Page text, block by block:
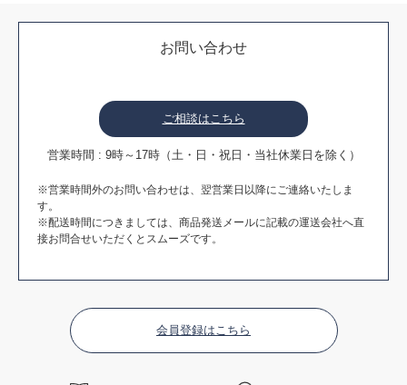
お問い合わせ
ご相談はこちら
営業時間 : 9時～17時（土・日・祝日・当社休業日を除く）
※営業時間外のお問い合わせは、翌営業日以降にご連絡いたしま
す。
※配送時間につきましては、商品発送メールに記載の運送会社へ直
接お問合せいただくとスムーズです。
会員登録はこちら